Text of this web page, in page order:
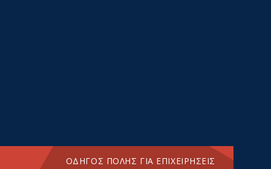
Choose
language:
ΟΔΗΓΟΣ ΠΟΛΗΣ ΓΙΑ ΕΠΙΧΕΙΡΗΣΕΙΣ